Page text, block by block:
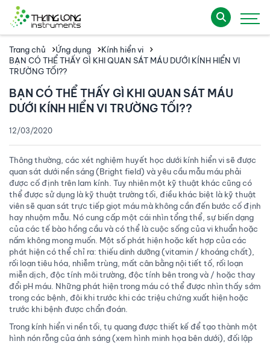
Trang chủ Ứng dụng
Kính hiển vi
BẠN CÓ THỂ THẤY GÌ KHI QUAN SÁT MÁU DƯỚI KÍNH HIỂN VI
TRƯỜNG TỐI??
BẠN CÓ THỂ THẤY GÌ KHI QUAN SÁT MÁU
DƯỚI KÍNH HIỂN VI TRƯỜNG TỐI??
12/03/2020
Thông thường, các xét nghiệm huyết học dưới kính hiển vi sẽ được
quan sát dưới nền sáng (Bright field) và yêu cầu mẫu máu phải
được cố định trên lam kính. Tuy nhiên một kỹ thuật khác cũng có
thể được sử dụng là kỹ thuật trường tối, điều khác biệt là kỹ thuật
viên sẽ quan sát trực tiếp giọt máu mà không cần đến bước cố định
hay nhuộm mẫu. Nó cung cấp một cái nhìn tổng thể, sự biến dạng
của các tế bào hồng cầu và có thể là cuộc sống của vi khuẩn hoặc
nấm không mong muốn. Một số phát hiện hoặc kết hợp của các
phát hiện có thể chỉ ra: thiếu dinh dưỡng (vitamin / khoáng chất),
rối loạn tiêu hóa, nhiễm trùng, mất cân bằng nội tiết tố, rối loạn
miễn dịch, độc tính môi trường, độc tính bên trong và / hoặc thay
đổi pH máu. Những phát hiện trong máu có thể được nhìn thấy sớm
trong các bệnh, đôi khi trước khi các triệu chứng xuất hiện hoặc
trước khi bệnh được chẩn đoán.
Trong kính hiển vi nền tối, tụ quang được thiết kế để tạo thành một
hình nón rỗng của ánh sáng (xem hình minh họa bên dưới), đối lập